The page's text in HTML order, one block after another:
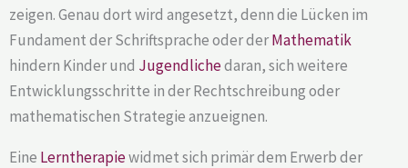
zeigen. Genau dort wird angesetzt, denn die Lücken im
Fundament der Schriftsprache oder derMathematik
hindern Kinder und Jugendlichedaran, sich weitere
Entwicklungsschritte in der Rechtschreibung oder
mathematischen Strategie anzueignen.
Eine Lerntherapiewidmet sich primär dem Erwerb der